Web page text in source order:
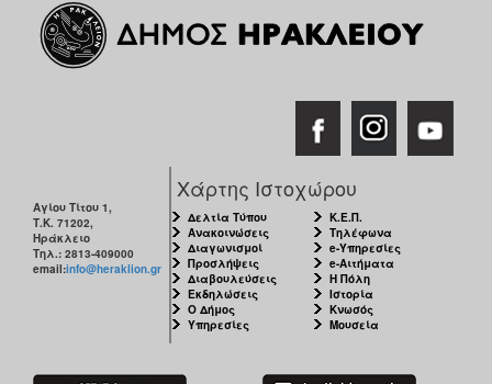
Αγίου Τίτου 1,
Τ.Κ. 71202,
Ηράκλειο
Τηλ.: 2813-409000
email:info@heraklion.gr
Χάρτης Ιστοχώρου
Δελτία Τύπου
Ανακοινώσεις
Διαγωνισμοί
Προσλήψεις
Διαβουλεύσεις
Εκδηλώσεις
Ο Δήμος
Υπηρεσίες
Κ.Ε.Π.
Τηλέφωνα
e-Υπηρεσίες
e-Αιτήματα
Η Πόλη
Ιστορία
Κνωσός
Μουσεία